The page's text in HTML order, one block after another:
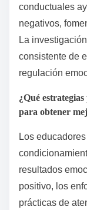
conductuales
negativos,
La
consistente de
regulación
¿Qué
para obtener
Los
resultados
positivo, los
prácticas de